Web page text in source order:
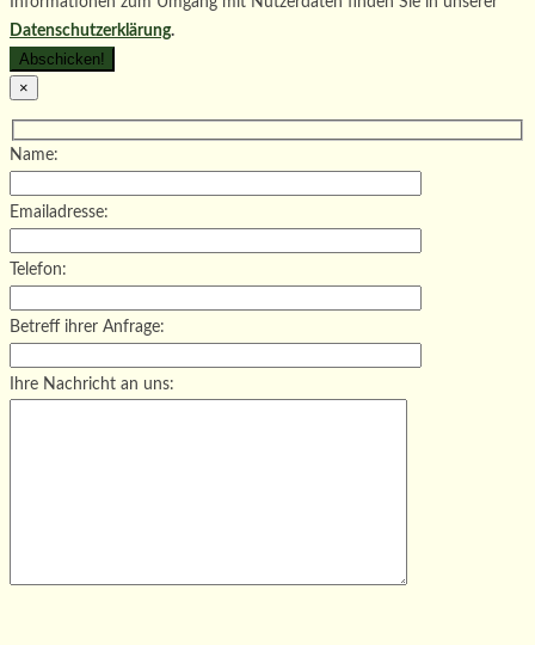
Datenschutzerklärung.
×
Name:
Emailadresse:
Telefon:
Betreff ihrer Anfrage:
Ihre Nachricht an uns: